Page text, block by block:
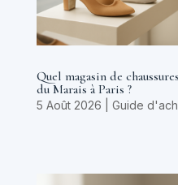
Quel magasin de
du Marais à Paris ?
5 Août 2026 Guide